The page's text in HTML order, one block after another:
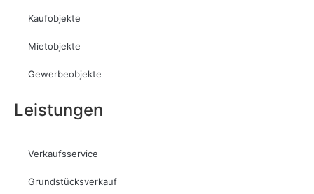
Kaufobjekte
Mietobjekte
Gewerbeobjekte
Leistungen
Verkaufsservice
Grundstücksverkauf